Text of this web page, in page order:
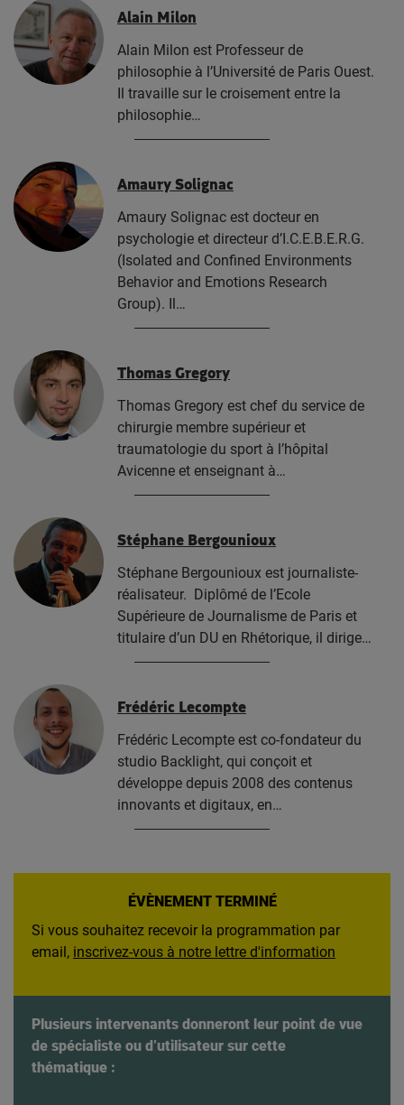
Alain Milon
Alain Milon est Professeur de
philosophie à l’Université de Paris Ouest.
Il travaille sur le croisement entre la
philosophie…
Amaury Solignac
Amaury Solignac est docteur en
psychologie et directeur d’I.C.E.B.E.R.G.
(Isolated and Confined Environments
Behavior and Emotions Research
Group). Il…
Thomas Gregory
Thomas Gregory est chef du service de
chirurgie membre supérieur et
traumatologie du sport à l’hôpital
Avicenne et enseignant à…
Stéphane Bergounioux
Stéphane Bergounioux est journaliste-
réalisateur. Diplômé de l’Ecole
Supérieure de Journalisme de Paris et
titulaire d’un DU en Rhétorique, il dirige…
Frédéric Lecompte
Frédéric Lecompte est co-fondateur du
studio Backlight, qui conçoit et
développe depuis 2008 des contenus
innovants et digitaux, en…
ÉVÈNEMENT TERMINÉ
Si vous souhaitez recevoir la programmation par
email, inscrivez-vous à notre lettre d'information
Plusieurs intervenants donneront leur point de vue
de spécialiste ou d’utilisateur sur cette
thématique :